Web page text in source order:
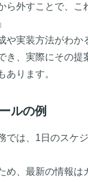
ら外すことで、こ
や実装方法がわか
き、実際にその提
あります。
ルの例
では、1日のスケ
め、最新の情報は